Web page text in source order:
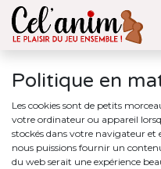
Se rendre au contenu
Politique en
Les cookies sont de petits
votre ordinateur ou appareil
stockés dans votre navigateur et
nous puissions fournir un
du web serait une expérience